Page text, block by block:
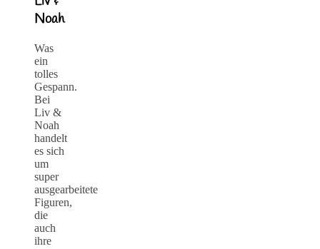
Noah
Was
ein
tolles
Gespann.
Bei
Liv &
Noah
handelt
es sich
um
super
ausgearbeitete
Figuren,
die
auch
ihre